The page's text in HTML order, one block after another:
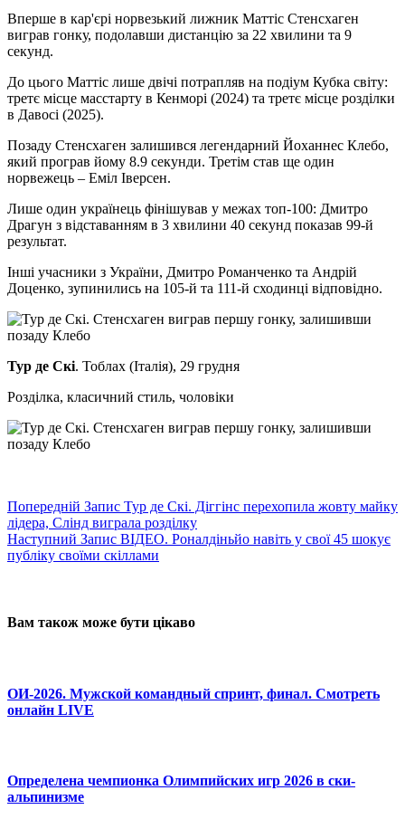
Вперше в кар'єрі норвезький лижник Маттіс Стенсхаген
виграв гонку, подолавши дистанцію за 22 хвилини та 9
секунд.
До цього Маттіс лише двічі потрапляв на подіум Кубка світу:
третє місце масстарту в Кенморі (2024) та третє місце розділки
в Давосі (2025).
Позаду Стенсхаген залишився легендарний Йоханнес Клебо,
який програв йому 8.9 секунди. Третім став ще один
норвежець – Еміл Іверсен.
Лише один українець фінішував у межах топ-100: Дмитро
Драгун з відставанням в 3 хвилини 40 секунд показав 99-й
результат.
Інші учасники з України, Дмитро Романченко та Андрій
Доценко, зупинились на 105-й та 111-й сходинці відповідно.
Тур де Скі. Тоблах (Італія), 29 грудня
Розділка, класичний стиль, чоловіки
Попередній Запис Тур де Скі. Діггінс перехопила жовту майку
лідера, Слінд виграла розділку
Наступний Запис ВІДЕО. Роналдіньйо навіть у свої 45 шокує
публіку своїми скіллами
Вам також може бути цікаво
ОИ-2026. Мужской командный спринт, финал. Смотреть
онлайн LIVE
Определена чемпионка Олимпийских игр 2026 в ски-
альпинизме